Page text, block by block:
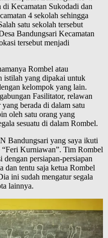
di Kecamatan Sukodadi dan
4 sekolah sehingga
satu sekolah tersebut
Bandungsari Kecamatan
tersebut menjadi
Rombel atau
istilah yang dipakai untuk
kelompok yang lain.
Fasilitator, relawan
berada di dalam satu
oleh satu orang yang
sesuatu di dalam Rombel.
Bandungsari yang saya ikuti
Kurniawan”. Tim Rombel
persiapan-persiapan
dan tentu saja ketua Rombel
ini sudah mengatur segala
lainnya.